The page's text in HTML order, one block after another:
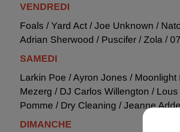
VENDREDI
Foals / Yard Act / Joe Unknown /
Adrian Sherwood / Puscifer / Zola /
SAMEDI
Larkin Poe / Ayron Jones /
Mezerg / DJ Carlos Willengton /
Pomme / Dry Cleaning / Jeanne
DIMANCHE